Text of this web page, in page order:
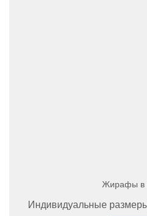
Жирафы в
Индивидуальные